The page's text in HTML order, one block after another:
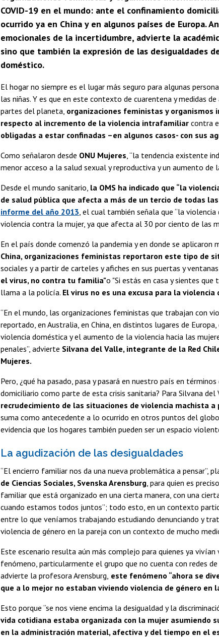
COVID-19 en el mundo: ante el confinamiento
ocurrido ya en China y en algunos países de Europa.
emocionales de la incertidumbre, advierte la
sino que también la expresión de las desigualdades
doméstico.
El hogar no siempre es el lugar más seguro para algunas
las niñas. Y es que en este contexto de cuarentena y medidas
partes del planeta, organizaciones feministas y organismos
respecto al incremento de la violencia intrafamiliar contra
obligadas a estar confinadas –en algunos casos- con sus
Como señalaron desde ONU Mujeres , “la tendencia existente
menor acceso a la salud sexual y reproductiva y un aumento de
Desde el mundo sanitario, la OMS ha indicado que “la
de salud pública que afecta a más de un tercio de todas
informe del año 2013 , el cual también señala que “la
violencia contra la mujer, ya que afecta al 30 por ciento de las
En el país donde comenzó la pandemia y en donde se aplicaron
China, organizaciones feministas reportaron este tipo de
sociales y a partir de carteles y afiches en sus puertas y
el virus, no contra tu familia"o "Si estás en casa y sientes que
llama a la policía. El virus no es una excusa para la violencia
“En el mundo, las organizaciones feministas que trabajan con
reportado, en Australia, en China, en distintos lugares de
violencia doméstica y el aumento de la violencia hacia las
penales”, advierte Silvana del Valle, integrante de la Red
Mujeres.
Pero, ¿qué ha pasado, pasa y pasará en nuestro país en
domiciliario como parte de esta crisis sanitaria? Para Silvana del
recrudecimiento de las situaciones de violencia machista
suma como antecedente a lo ocurrido en otros puntos del
evidencia que los hogares también pueden ser un espacio
La agudización de las desigualdades
“El encierro familiar nos da una nueva problemática a pensar”,
de Ciencias Sociales, Svenska Arensburg, para quien es
familiar que está organizado en una cierta manera, con una
cuando estamos todos juntos”; todo esto, en un contexto
entre lo que veníamos trabajando estudiando denunciando y
violencia de género en la pareja con un contexto de mucho
Este escenario resulta aún más complejo para quienes ya
fenómeno, particularmente el grupo que no cuenta con redes
advierte la profesora Arensburg, este fenómeno “ahora se
que a lo mejor no estaban viviendo violencia de género en
Esto porque “se nos viene encima la desigualdad y la
vida cotidiana estaba organizada con la mujer asumiendo
en la administración material, afectiva y del tiempo en el